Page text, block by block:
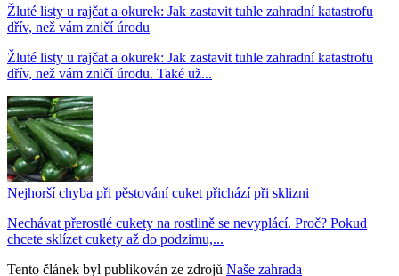
Žluté listy u rajčat a okurek: Jak zastavit tuhle zahradní katastrofu
dřív, než vám zničí úrodu
Žluté listy u rajčat a okurek: Jak zastavit tuhle zahradní katastrofu
dřív, než vám zničí úrodu. Také už...
Nejhorší chyba při pěstování cuket přichází při sklizni
Nechávat přerostlé cukety na rostlině se nevyplácí. Proč? Pokud
chcete sklízet cukety až do podzimu,...
Tento článek byl publikován ze zdrojů Naše zahrada